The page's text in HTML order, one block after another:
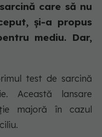
care să nu
și-a propus
mediu. Dar,
test de sarcină
Această lansare
majoră în cazul